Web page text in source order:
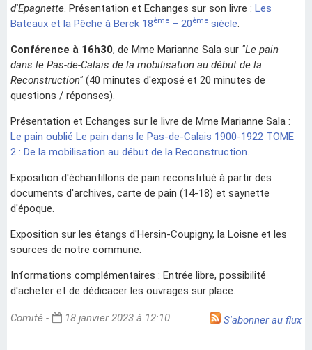
d'Epagnette. Présentation et Echanges sur son livre : Les
Bateaux et la Pêche à Berck 18ème – 20ème siècle.
Conférence à 16h30, de Mme Marianne Sala sur "Le pain
dans le Pas-de-Calais de la mobilisation au début de la
Reconstruction" (40 minutes d'exposé et 20 minutes de
questions / réponses).
Présentation et Echanges sur le livre de Mme Marianne Sala :
Le pain oublié Le pain dans le Pas-de-Calais 1900-1922 TOME
2 : De la mobilisation au début de la Reconstruction.
Exposition d'échantillons de pain reconstitué à partir des
documents d'archives, carte de pain (14-18) et saynette
d'époque.
Exposition sur les étangs d'Hersin-Coupigny, la Loisne et les
sources de notre commune.
Informations complémentaires : Entrée libre, possibilité
d'acheter et de dédicacer les ouvrages sur place.
Comité - 18 janvier 2023 à 12:10 S'abonner au flux